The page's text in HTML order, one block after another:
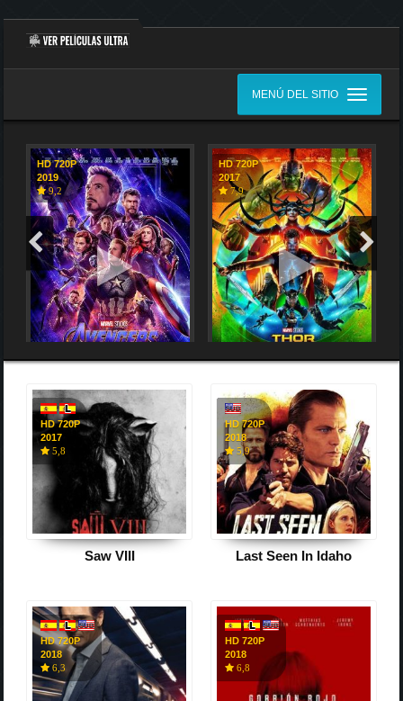
MENÚ DEL SITIO
HD 720P
2019
9,2
HD 720P
2017
7,9
HD 720P
2017
5,8
Saw VIII
HD 720P
2018
5,9
Last Seen In Idaho
HD 720P
2018
6,3
HD 720P
2018
6,8